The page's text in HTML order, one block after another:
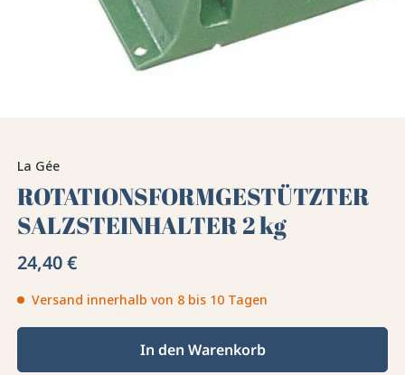
La Gée
ROTATIONSFORMGESTÜTZTER
SALZSTEINHALTER 2 kg
24,40 €
Versand innerhalb von 8 bis 10 Tagen
In den Warenkorb